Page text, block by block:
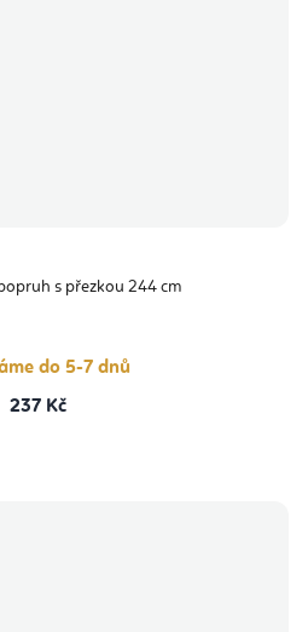
s přezkou 244 cm
do 5-7 dnů
237 Kč